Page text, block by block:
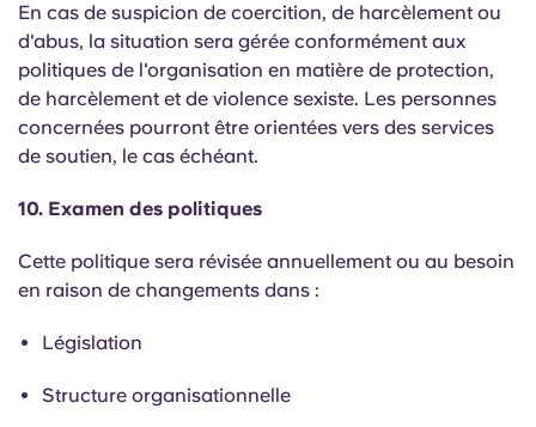
En cas de suspicion de coercition, de harcèlement ou
d'abus, la situation sera gérée conformément aux
politiques de l'organisation en matière de protection,
de harcèlement et de violence sexiste. Les personnes
concernées pourront être orientées vers des services
de soutien, le cas échéant.
10. Examen des politiques
Cette politique sera révisée annuellement ou au besoin
en raison de changements dans :
Législation
Structure organisationnelle